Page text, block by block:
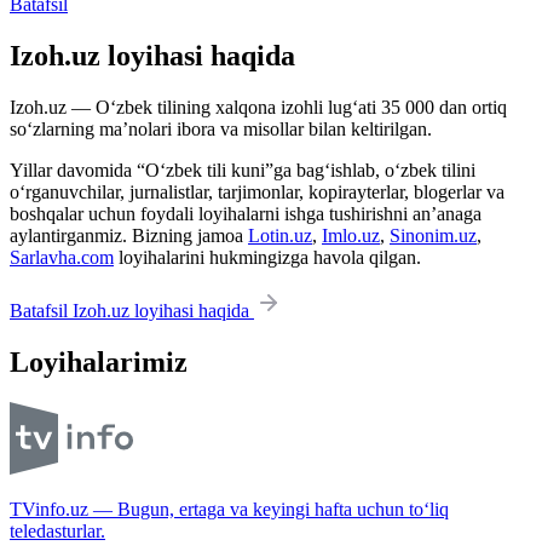
Izoh.uz loyihasi haqida
Izoh.uz — O‘zbek tilining xalqona izohli lug‘ati 35 000 dan ortiq
so‘zlarning ma’nolari ibora va misollar bilan keltirilgan.
Yillar davomida “O‘zbek tili kuni”ga bag‘ishlab, o‘zbek tilini
o‘rganuvchilar, jurnalistlar, tarjimonlar, kopirayterlar, blogerlar va
boshqalar uchun foydali loyihalarni ishga tushirishni an’anaga
aylantirganmiz. Bizning jamoa Lotin.uz, Imlo.uz, Sinonim.uz,
Sarlavha.com loyihalarini hukmingizga havola qilgan.
Batafsil Izoh.uz loyihasi haqida
Loyihalarimiz
TVinfo.uz — Bugun, ertaga va keyingi hafta uchun to‘liq
teledasturlar.